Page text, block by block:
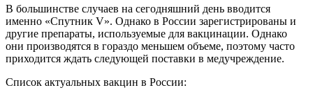
В большинстве случаев на сегодняшний день вводится
именно «Спутник V». Однако в России зарегистрированы и
другие препараты, используемые для вакцинации. Однако
они производятся в гораздо меньшем объеме, поэтому часто
приходится ждать следующей поставки в медучреждение.
Список актуальных вакцин в России: